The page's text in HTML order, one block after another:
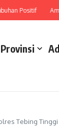
Positif Ameriza
Provinsi
Tebing